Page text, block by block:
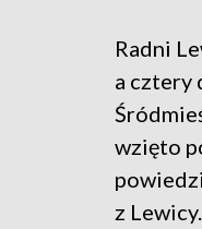
Radni
a cztery
wzięto
z